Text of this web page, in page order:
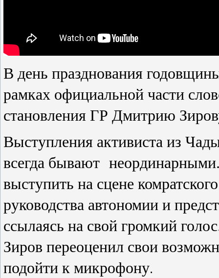
В день празднования
рамках официальной части
становления ГР Дмитрию
Выступления активиста из
всегда бывают
выступить на сцене
руководства автономии и
ссылаясь на свой громкий
Зиров переоценил свои
подойти к микрофону.